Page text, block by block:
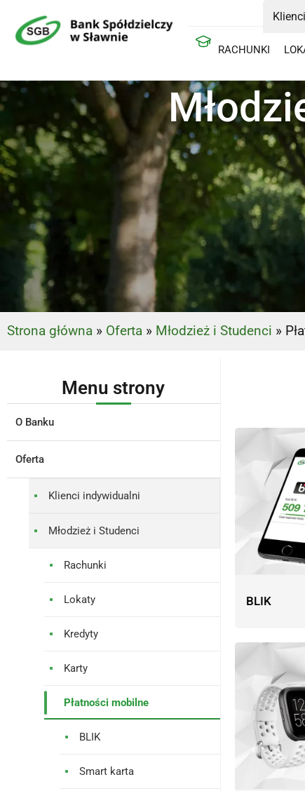
RACHUNKI
Strona główna » Oferta » Młodzież i Studenci »
Menu strony
O Banku
Oferta
Klienci indywidualni
Młodzież i Studenci
Rachunki
Lokaty
Kredyty
Karty
Płatności mobilne
BLIK
Smart karta
BLIK